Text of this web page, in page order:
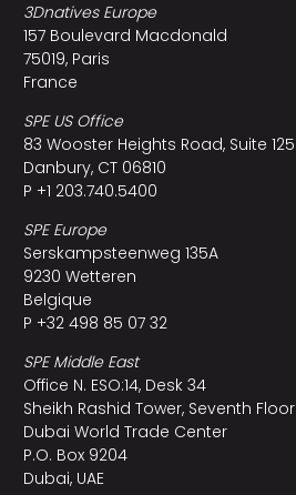
3Dnatives Europe
157 Boulevard Macdonald
75019, Paris
France
SPE US Office
83 Wooster Heights Road, Suite 125
Danbury, CT 06810
P +1 203.740.5400
SPE Europe
Serskampsteenweg 135A
9230 Wetteren
Belgique
P +32 498 85 07 32
SPE Middle East
Office N. ESO:14, Desk 34
Sheikh Rashid Tower, Seventh Floor
Dubai World Trade Center
P.O. Box 9204
Dubai, UAE